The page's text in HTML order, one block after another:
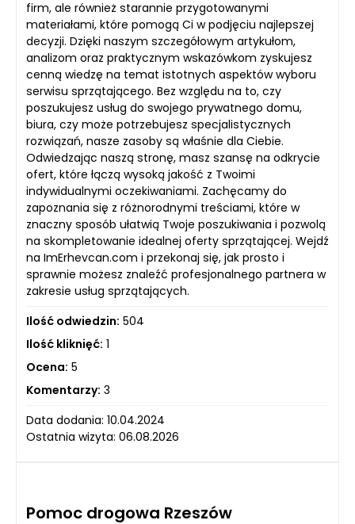
firm, ale również starannie przygotowanymi
materiałami, które pomogą Ci w podjęciu najlepszej
decyzji. Dzięki naszym szczegółowym artykułom,
analizom oraz praktycznym wskazówkom zyskujesz
cenną wiedzę na temat istotnych aspektów wyboru
serwisu sprzątającego. Bez względu na to, czy
poszukujesz usług do swojego prywatnego domu,
biura, czy może potrzebujesz specjalistycznych
rozwiązań, nasze zasoby są właśnie dla Ciebie.
Odwiedzając naszą stronę, masz szansę na odkrycie
ofert, które łączą wysoką jakość z Twoimi
indywidualnymi oczekiwaniami. Zachęcamy do
zapoznania się z różnorodnymi treściami, które w
znaczny sposób ułatwią Twoje poszukiwania i pozwolą
na skompletowanie idealnej oferty sprzątającej. Wejdź
na ImErhevcan.com i przekonaj się, jak prosto i
sprawnie możesz znaleźć profesjonalnego partnera w
zakresie usług sprzątających.
Ilość odwiedzin: 504
Ilość kliknięć: 1
Ocena: 5
Komentarzy: 3
Data dodania: 10.04.2024
Ostatnia wizyta: 06.08.2026
Pomoc drogowa Rzeszów